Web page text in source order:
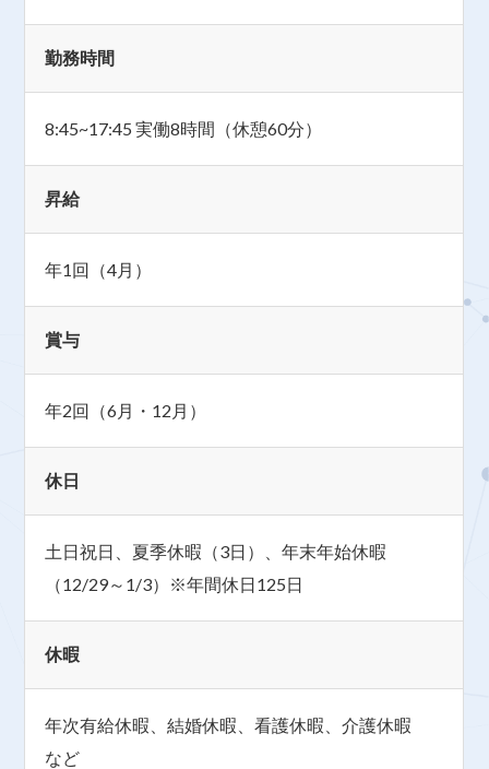
勤務時間
8:45~17:45 実働8時間（休憩60分）
昇給
年1回（4月）
賞与
年2回（6月・12月）
休日
土日祝日、夏季休暇（3日）、年末年始休暇
（12/29～1/3）※年間休日125日
休暇
年次有給休暇、結婚休暇、看護休暇、介護休暇
など